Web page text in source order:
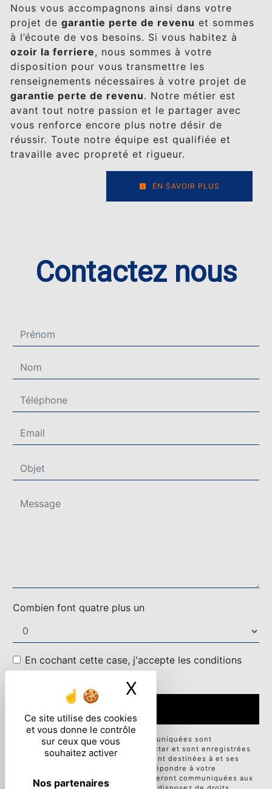
Ce site utilise des cookies
et vous donne le contrôle
sur ceux que vous
souhaitez activer
Nos partenaires
X Masquer le
Nous vous accompagnons ainsi dans votre
projet de garantie perte de revenu et sommes
à l’écoute de vos besoins. Si vous habitez à
ozoir la ferriere, nous sommes à votre
disposition pour vous transmettre les
renseignements nécessaires à votre projet de
garantie perte de revenu. Notre métier est
avant tout notre passion et le partager avec
vous renforce encore plus notre désir de
réussir. Toute notre équipe est qualifiée et
travaille avec propreté et rigueur.
EN SAVOIR PLUS
Contactez nous
Combien font quatre plus un
En cochant cette case, j'accepte les conditions
particulières ci-dessous **
** Les données personnelles communiquées sont
nécessaires aux fins de vous contacter et sont enregistrées
dans un fichier informatisé. Elles sont destinées à et ses
sous-traitants dans le seul but de répondre à votre
message. Les données collectées seront communiquées aux